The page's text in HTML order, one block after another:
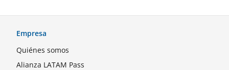
Empresa
Quiénes somos
Alianza LATAM Pass